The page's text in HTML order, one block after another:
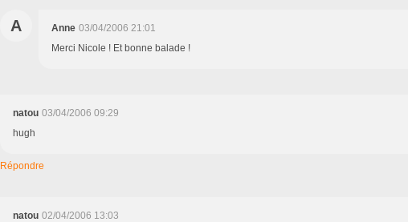
A Anne 03/04/2006 21:01
Merci Nicole ! Et bonne balade !
natou 03/04/2006 09:29
hugh
Répondre
natou 02/04/2006 13:03